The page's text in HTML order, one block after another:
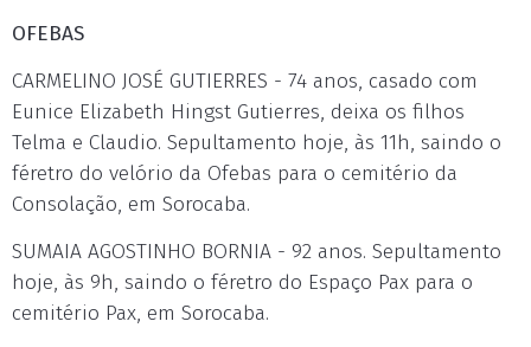
OFEBAS
CARMELINO JOSÉ GUTIERRES - 74 anos, casado com
Eunice Elizabeth Hingst Gutierres, deixa os filhos
Telma e Claudio. Sepultamento hoje, às 11h, saindo o
féretro do velório da Ofebas para o cemitério da
Consolação, em Sorocaba.
SUMAIA AGOSTINHO BORNIA - 92 anos. Sepultamento
hoje, às 9h, saindo o féretro do Espaço Pax para o
cemitério Pax, em Sorocaba.